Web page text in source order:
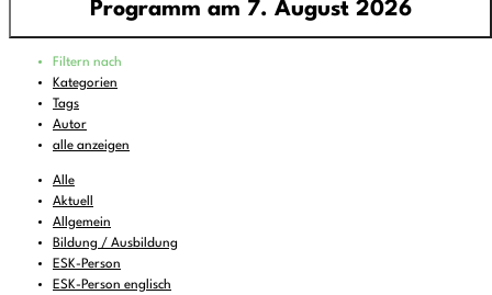
Programm am 7. August 2026
06:00
07:00 - 08:00
08:00
08:30
10:00 - 11:00 FREIRAD Musik
11:00 - 11:06 BBC News
Filtern nach
Kategorien
Tags
Autor
alle anzeigen
Alle
Aktuell
Allgemein
Bildung / Ausbildung
ESK-Person
ESK-Person englisch